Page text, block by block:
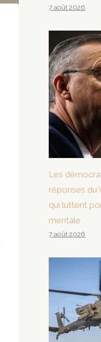
7 août 2026
Les
réponses du
qui luttent
mentale
7 août 2026